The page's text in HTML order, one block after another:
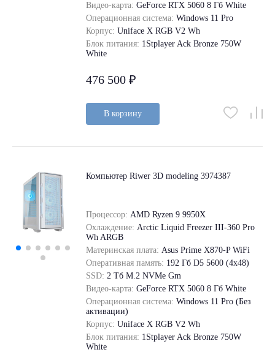
Видео-карта: GeForce RTX 5060 8 Гб White
Операционная система: Windows 11 Pro
Корпус: Uniface X RGB V2 Wh
Блок питания: 1Stplayer Ack Bronze 750W
White
476 500 ₽
В корзину
Компьютер Riwer 3D modeling 3974387
Процессор: AMD Ryzen 9 9950X
Охлаждение: Arctic Liquid Freezer III-360 Pro
Wh ARGB
Материнская плата: Asus Prime X870-P WiFi
Оперативная память: 192 Гб D5 5600 (4х48)
SSD: 2 Tб M.2 NVMe Gm
Видео-карта: GeForce RTX 5060 8 Гб White
Операционная система: Windows 11 Pro (Без
активации)
Корпус: Uniface X RGB V2 Wh
Блок питания: 1Stplayer Ack Bronze 750W
White